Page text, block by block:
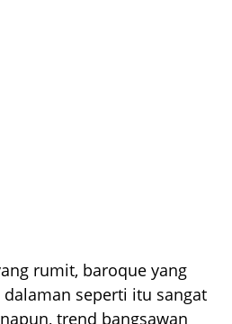
rumit, baroque yang
seperti itu sangat
trend bangsawan